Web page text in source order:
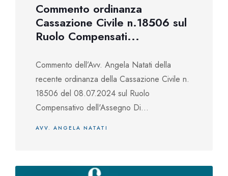
Commento ordinanza
Cassazione Civile n.18506 sul
Ruolo Compensati...
Commento dell’Avv. Angela Natati della
recente ordinanza della Cassazione Civile n.
18506 del 08.07.2024 sul Ruolo
Compensativo dell'Assegno Di...
AVV. ANGELA NATATI